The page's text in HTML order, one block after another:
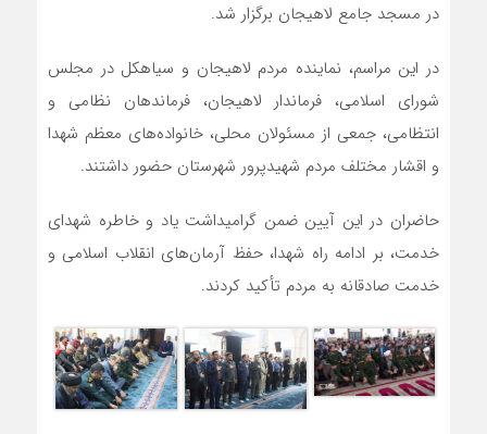
در مسجد جامع لاهیجان برگزار شد.
در این مراسم، نماینده مردم لاهیجان و سیاهکل در مجلس
شورای اسلامی، فرماندار لاهیجان، فرماندهان نظامی و
انتظامی، جمعی از مسئولان محلی، خانواده‌های معظم شهدا
و اقشار مختلف مردم شهیدپرور شهرستان حضور داشتند.
حاضران در این آیین ضمن گرامیداشت یاد و خاطره شهدای
خدمت، بر ادامه راه شهدا، حفظ آرمان‌های انقلاب اسلامی و
خدمت صادقانه به مردم تأکید کردند.